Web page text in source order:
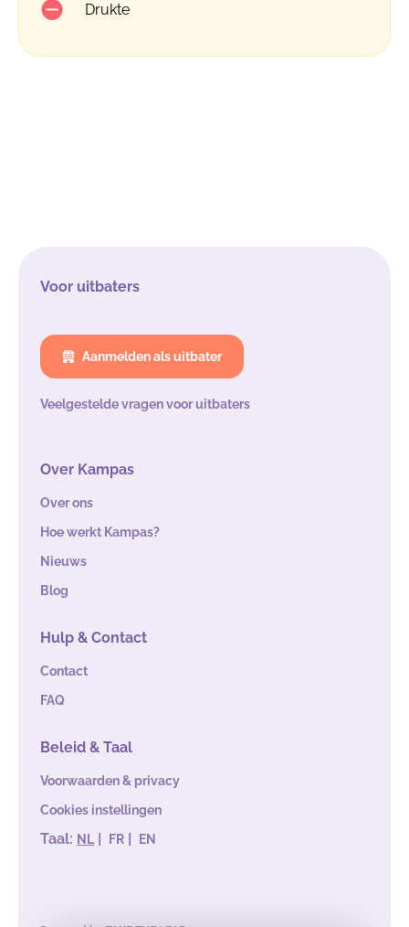
Drukte
Voor uitbaters
Aanmelden als uitbater
Veelgestelde vragen voor uitbaters
Over Kampas
Over ons
Hoe werkt Kampas?
Nieuws
Blog
Hulp & Contact
Contact
FAQ
Beleid & Taal
Voorwaarden & privacy
Cookies instellingen
Taal: NL | FR | EN